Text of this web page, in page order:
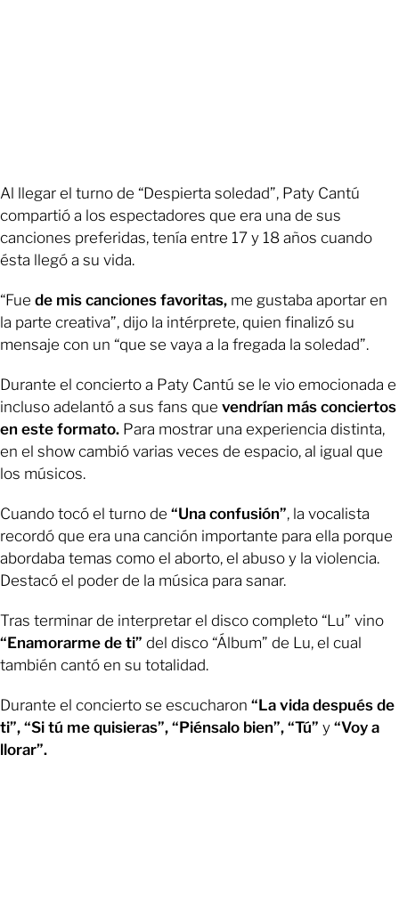
Al llegar el turno de “Despierta soledad”, Paty Cantú
compartió a los espectadores que era una de sus
canciones preferidas, tenía entre 17 y 18 años cuando
ésta llegó a su vida.
“Fue de mis canciones favoritas, me gustaba aportar en
la parte creativa”, dijo la intérprete, quien finalizó su
mensaje con un “que se vaya a la fregada la soledad”.
Durante el concierto a Paty Cantú se le vio emocionada e
incluso adelantó a sus fans que vendrían más conciertos
en este formato. Para mostrar una experiencia distinta,
en el show cambió varias veces de espacio, al igual que
los músicos.
Cuando tocó el turno de “Una confusión”, la vocalista
recordó que era una canción importante para ella porque
abordaba temas como el aborto, el abuso y la violencia.
Destacó el poder de la música para sanar.
Tras terminar de interpretar el disco completo “Lu” vino
“Enamorarme de ti” del disco “Álbum” de Lu, el cual
también cantó en su totalidad.
Durante el concierto se escucharon “La vida después de
ti”, “Si tú me quisieras”, “Piénsalo bien”, “Tú” y “Voy a
llorar”.